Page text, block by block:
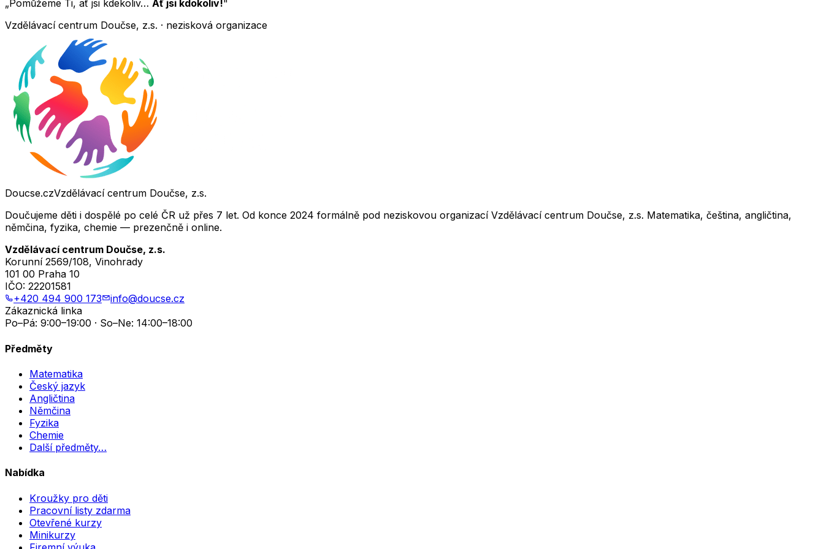
„Pomůžeme Ti, ať jsi kdekoliv… Ať jsi kdokoliv!"
Vzdělávací centrum Doučse, z.s. · nezisková organizace
Doucse.czVzdělávací centrum Doučse, z.s.
Doučujeme děti i dospělé po celé ČR už přes 7 let. Od konce 2024 formálně pod neziskovou organizací Vzdělávací centrum Doučse, z.s. Matematika, čeština, angličtina,
němčina, fyzika, chemie — prezenčně i online.
Vzdělávací centrum Doučse, z.s.
Korunní 2569/108, Vinohrady
101 00 Praha 10
IČO: 22201581
+420 494 900 173
info@doucse.cz
Zákaznická linka
Po–Pá: 9:00–19:00 · So–Ne: 14:00–18:00
Předměty
Matematika
Český jazyk
Angličtina
Němčina
Fyzika
Chemie
Další předměty…
Nabídka
Kroužky pro děti
Pracovní listy zdarma
Otevřené kurzy
Minikurzy